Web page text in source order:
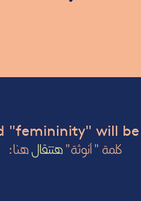
"femininity" will be
كلمة " أنوثة"هتتقالهنا: